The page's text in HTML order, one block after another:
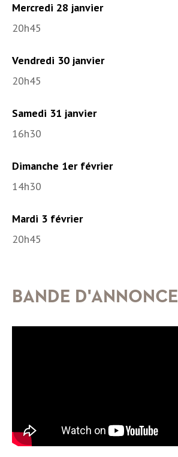
Mercredi 28 janvier
20h45
Vendredi 30 janvier
20h45
Samedi 31 janvier
16h30
Dimanche 1er février
14h30
Mardi 3 février
20h45
BANDE D'ANNONCE